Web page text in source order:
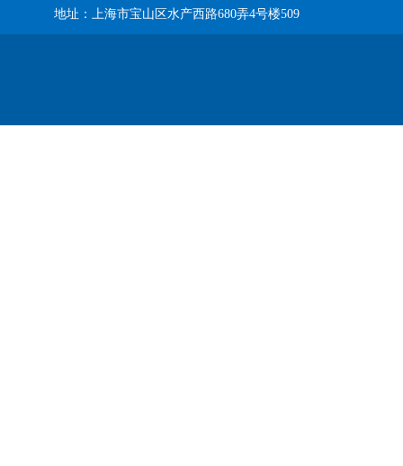
地址：上海市宝山区水产西路680弄4号楼509